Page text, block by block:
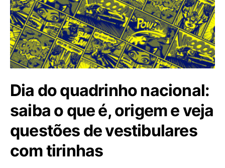
Dia do quadrinho nacional:
saiba o que é, origem e veja
questões de vestibulares
com tirinhas